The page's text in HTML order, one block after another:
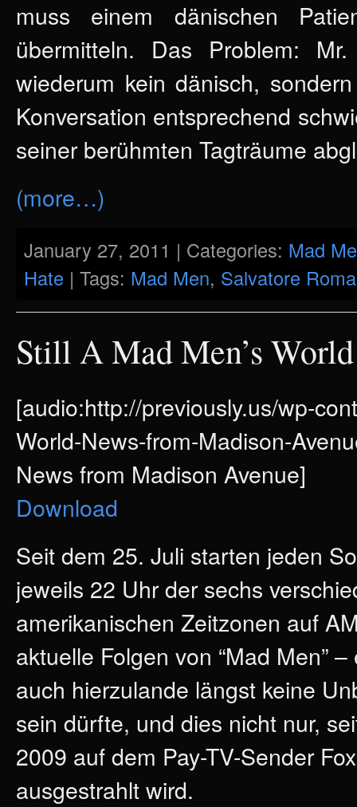
muss einem dänischen
übermitteln. Das Problem:
wiederum kein dänisch,
Konversation entsprechend
seiner berühmten Tagträume
(more…)
January 27, 2011 | Categories: Mad
Hate | Tags: Mad Men, Salvatore
Still A Mad Men’s
[audio:http://previously.us/wp-
World-News-from-Madison-
News from Madison Avenue]
Download
Seit dem 25. Juli starten jeden
jeweils 22 Uhr der sechs
amerikanischen Zeitzonen auf
aktuelle Folgen von “Mad Men”
auch hierzulande längst keine
sein dürfte, und dies nicht nur,
2009 auf dem Pay-TV-Sender
ausgestrahlt wird.